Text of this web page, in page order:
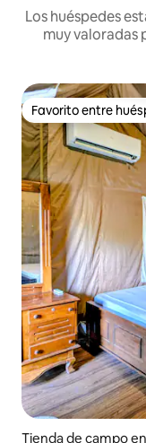
Los huéspedes
muy valoradas
Favorito entre
Favorito entre
Tienda de campo